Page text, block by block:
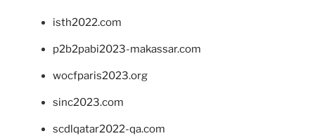
isth2022.com
p2b2pabi2023-makassar.com
wocfparis2023.org
sinc2023.com
scdlqatar2022-qa.com